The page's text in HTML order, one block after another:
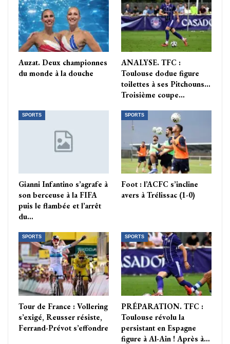
Auzat. Deux championnes
du monde à la douche
ANALYSE. TFC :
Toulouse dodue figure
toilettes à ses Pitchouns…
Troisième coupe…
SPORTS
Gianni Infantino s’agrafe à
son berceuse à la FIFA
puis le flambée et l’arrêt
du…
SPORTS
Foot : l’ACFC s’incline
avers à Trélissac (1-0)
SPORTS
Tour de France : Vollering
s’exigé, Reusser résiste,
Ferrand-Prévot s’effondre
SPORTS
PRÉPARATION. TFC :
Toulouse révolu la
persistant en Espagne
figure à Al-Ain ! Après à…